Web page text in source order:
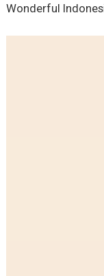
Wonderful